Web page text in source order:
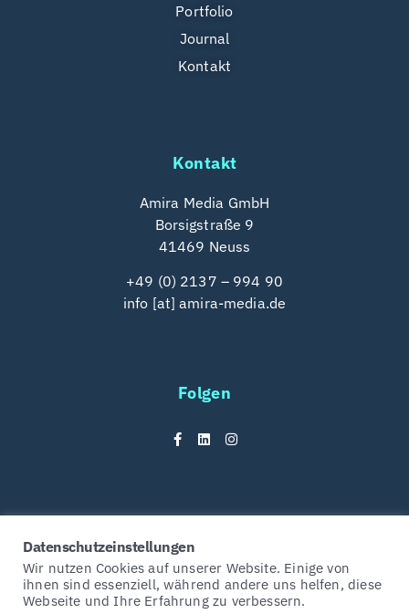
Portfolio
Journal
Kontakt
Kontakt
Amira Media GmbH
Borsigstraße 9
41469 Neuss
+49 (0) 2137 – 994 90
info [at] amira-media.de
Folgen
Datenschutz Impressum
Datenschutzeinstellungen
Wir nutzen Cookies auf unserer Website. Einige von
ihnen sind essenziell, während andere uns helfen, diese
Webseite und Ihre Erfahrung zu verbessern.